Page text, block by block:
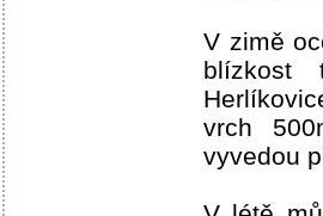
V zimě
blízkost
vrch
vyvedou